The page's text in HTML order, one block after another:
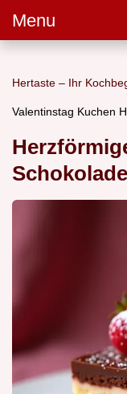
Menu
Hertaste – Ihr
Valentinstag Kuchen